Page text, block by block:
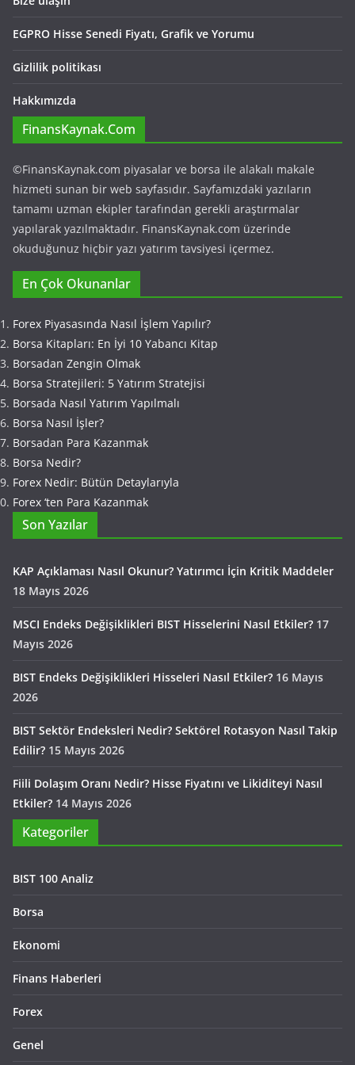
EGPRO Hisse Senedi Fiyatı, Grafik ve Yorumu
Gizlilik politikası
Hakkımızda
FinansKaynak.Com
©FinansKaynak.com piyasalar ve borsa ile alakalı makale
hizmeti sunan bir web sayfasıdır. Sayfamızdaki yazıların
tamamı uzman ekipler tarafından gerekli araştırmalar
yapılarak yazılmaktadır. FinansKaynak.com üzerinde
okuduğunuz hiçbir yazı yatırım tavsiyesi içermez.
En Çok Okunanlar
Forex Piyasasında Nasıl İşlem Yapılır?
Borsa Kitapları: En İyi 10 Yabancı Kitap
Borsadan Zengin Olmak
Borsa Stratejileri: 5 Yatırım Stratejisi
Borsada Nasıl Yatırım Yapılmalı
Borsa Nasıl İşler?
Borsadan Para Kazanmak
Borsa Nedir?
Forex Nedir: Bütün Detaylarıyla
Forex ‘ten Para Kazanmak
Son Yazılar
KAP Açıklaması Nasıl Okunur? Yatırımcı İçin Kritik Maddeler
18 Mayıs 2026
MSCI Endeks Değişiklikleri BIST Hisselerini Nasıl Etkiler? 17
Mayıs 2026
BIST Endeks Değişiklikleri Hisseleri Nasıl Etkiler? 16 Mayıs
2026
BIST Sektör Endeksleri Nedir? Sektörel Rotasyon Nasıl Takip
Edilir? 15 Mayıs 2026
Fiili Dolaşım Oranı Nedir? Hisse Fiyatını ve Likiditeyi Nasıl
Etkiler? 14 Mayıs 2026
Kategoriler
BIST 100 Analiz
Borsa
Ekonomi
Finans Haberleri
Forex
Genel